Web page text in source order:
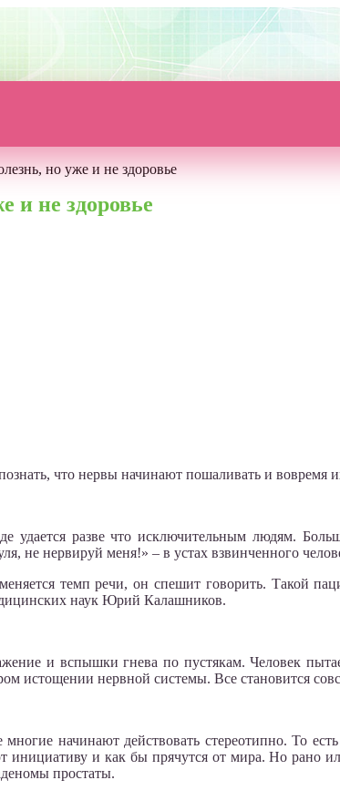
но уже и не здоровье
и не здоровье
что нервы начинают пошаливать и вовремя
удается разве что исключительным людям.
не нервируй меня!» – в устах взвинченного
темп речи, он спешит говорить. Такой
наук Юрий Калашников.
и вспышки гнева по пустякам. Человек
истощении нервной системы. Все становится
начинают действовать стереотипно. То
инициативу и как бы прячутся от мира. Но рано
простаты.